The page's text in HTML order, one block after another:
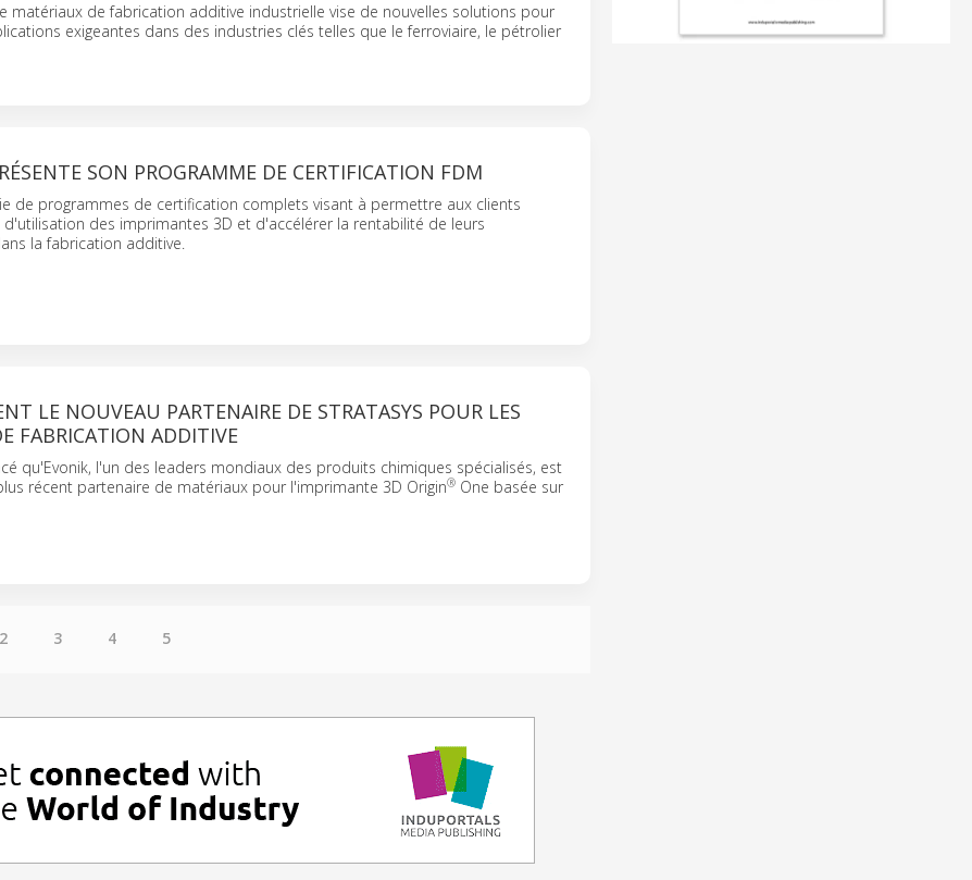
matériaux de fabrication additive industrielle vise de nouvelles solutions pour
exigeantes dans des industries clés telles que le ferroviaire, le pétrolier
SON PROGRAMME DE CERTIFICATION FDM
de programmes de certification complets visant à permettre aux clients
des imprimantes 3D et d'accélérer la rentabilité de leurs
la fabrication additive.
LE NOUVEAU PARTENAIRE DE STRATASYS POUR LES
FABRICATION ADDITIVE
qu'Evonik, l'un des leaders mondiaux des produits chimiques spécialisés, est
récent partenaire de matériaux pour l'imprimante 3D Origin®One basée sur
2 3 4 5